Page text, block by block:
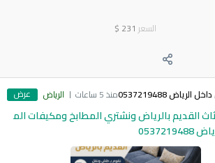
السعر 231
$
0537219488 منذ 5 ساعات الرياض عرض
القديم بالرياض ونشتري المطابخ ومكيفات الم